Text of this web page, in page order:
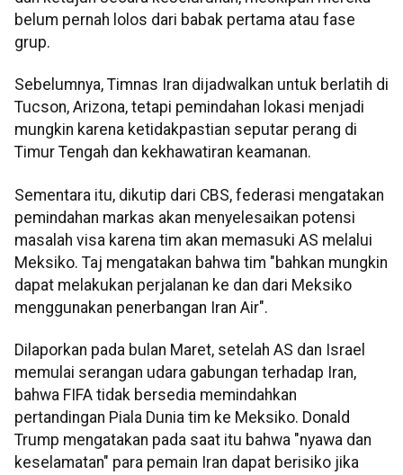
belum pernah lolos dari babak pertama atau fase
grup.
Sebelumnya, Timnas Iran dijadwalkan untuk berlatih di
Tucson, Arizona, tetapi pemindahan lokasi menjadi
mungkin karena ketidakpastian seputar perang di
Timur Tengah dan kekhawatiran keamanan.
Sementara itu, dikutip dari CBS, federasi mengatakan
pemindahan markas akan menyelesaikan potensi
masalah visa karena tim akan memasuki AS melalui
Meksiko. Taj mengatakan bahwa tim "bahkan mungkin
dapat melakukan perjalanan ke dan dari Meksiko
menggunakan penerbangan Iran Air".
Dilaporkan pada bulan Maret, setelah AS dan Israel
memulai serangan udara gabungan terhadap Iran,
bahwa FIFA tidak bersedia memindahkan
pertandingan Piala Dunia tim ke Meksiko. Donald
Trump mengatakan pada saat itu bahwa "nyawa dan
keselamatan" para pemain Iran dapat berisiko jika